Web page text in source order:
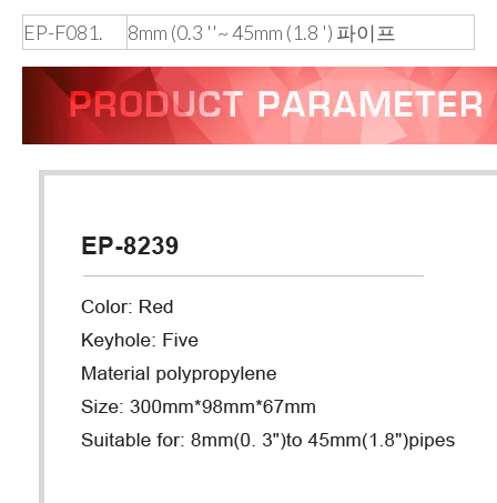
EP-F081. 8mm (0.3 ''~ 45mm (1.8 ') 파이프